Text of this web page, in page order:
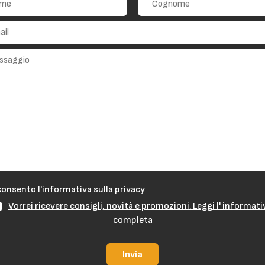
l'informativa sulla privacy
Vorrei ricevere consigli, novità e promozioni. Leggi l'
completa
Invia